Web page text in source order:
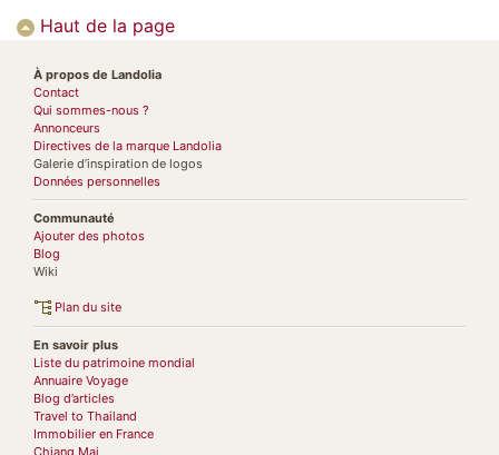
Haut de la page
À propos de Landolia
Contact
Qui sommes-nous ?
Annonceurs
Directives de la marque Landolia
Galerie d’inspiration de logos
Données personnelles
Communauté
Ajouter des photos
Blog
Wiki
Plan du site
En savoir plus
Liste du patrimoine mondial
Annuaire Voyage
Blog d’articles
Travel to Thailand
Immobilier en France
Chiang Mai